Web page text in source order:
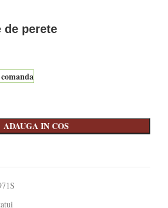
de perete
ADAUGA IN COS